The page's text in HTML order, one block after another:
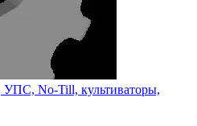
УПС, No-Till, культиваторы,